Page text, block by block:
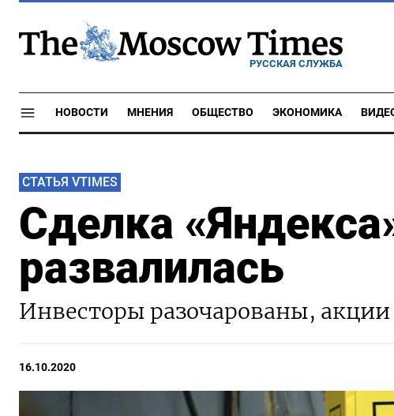
РУССКАЯ СЛУЖБА
НОВОСТИ МНЕНИЯ ОБЩЕСТВО ЭКОНОМИКА
СТАТЬЯ VTIMES
Сделка
развалилась
Инвесторы разочарованы,
16.10.2020